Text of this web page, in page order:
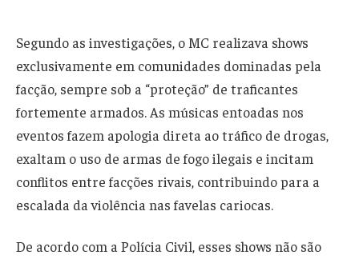
Segundo as investigações, o MC realizava shows
exclusivamente em comunidades dominadas pela
facção, sempre sob a “proteção” de traficantes
fortemente armados. As músicas entoadas nos
eventos fazem apologia direta ao tráfico de drogas,
exaltam o uso de armas de fogo ilegais e incitam
conflitos entre facções rivais, contribuindo para a
escalada da violência nas favelas cariocas.
De acordo com a Polícia Civil, esses shows não são